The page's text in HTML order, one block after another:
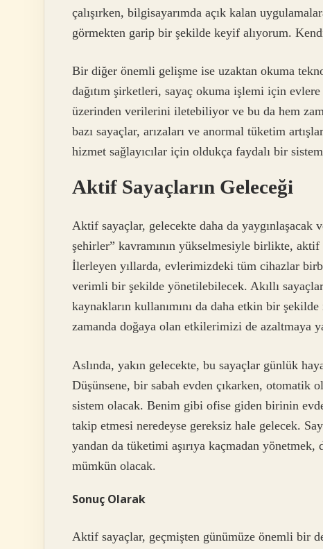
çalışırken, bilgisayarımda açık kalan
görmekten garip bir şekilde keyif alıyorum.
Bir diğer önemli gelişme ise uzaktan okuma
dağıtım şirketleri, sayaç okuma işlemi için
üzerinden verilerini iletebiliyor ve bu da hem
bazı sayaçlar, arızaları ve anormal tüketim
hizmet sağlayıcılar için oldukça faydalı bir
Aktif Sayaçların Geleceği
Aktif sayaçlar, gelecekte daha da yaygınlaşacak
şehirler” kavramının yükselmesiyle birlikte, aktif
İlerleyen yıllarda, evlerimizdeki tüm cihazlar
verimli bir şekilde yönetilebilecek. Akıllı
kaynakların kullanımını da daha etkin bir
zamanda doğaya olan etkilerimizi de azaltmaya
Aslında, yakın gelecekte, bu sayaçlar günlük
Düşünsene, bir sabah evden çıkarken,
sistem olacak. Benim gibi ofise giden birinin
takip etmesi neredeyse gereksiz hale gelecek.
yandan da tüketimi aşırıya kaçmadan
mümkün olacak.
Sonuç Olarak
Aktif sayaçlar, geçmişten günümüze önemli bir